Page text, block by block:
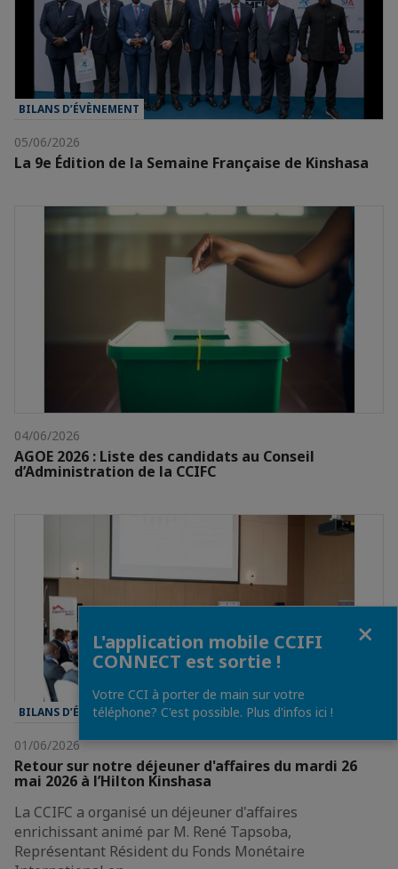
BILANS D’ÉVÈNEMENT
05/06/2026
La 9e Édition de la Semaine Française de Kinshasa
04/06/2026
AGOE 2026 : Liste des candidats au Conseil
d’Administration de la CCIFC
BILANS D’ÉVÈNEMENT
01/06/2026
Retour sur notre déjeuner d'affaires du mardi 26
mai 2026 à l’Hilton Kinshasa
La CCIFC a organisé un déjeuner d'affaires
enrichissant animé par M. René Tapsoba,
Représentant Résident du Fonds Monétaire
L'application mobile CCIFI
CONNECT est sortie !
Votre CCI à porter de main sur votre
téléphone? C'est possible. Plus d'infos ici !